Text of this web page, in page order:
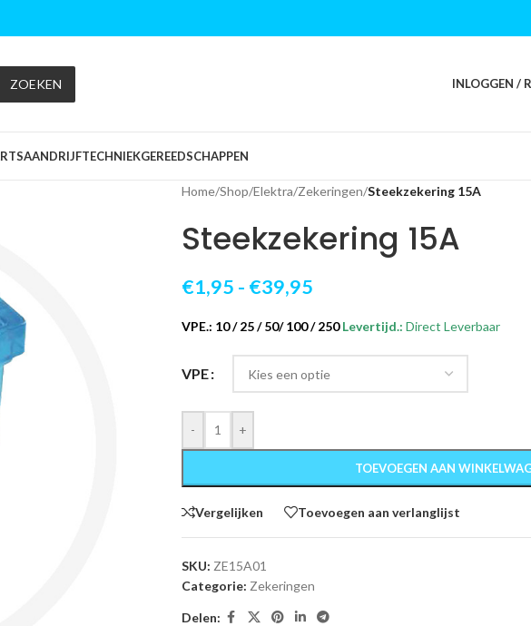
ZOEKEN INLOGGEN /
AANDRIJFTECHNIEKGEREEDSCHAPPEN
Home/Shop/Elektra/Zekeringen/Steekzekering 15A
Steekzekering 15A
€1,95 - €39,95
VPE.: 10 / 25 / 50/ 100 / 250Levertijd.: Direct Leverbaar
VPE
- +
TOEVOEGEN AAN
Vergelijken Toevoegen aan verlanglijst
SKU: ZE15A01
Categorie: Zekeringen
Delen: